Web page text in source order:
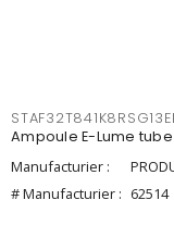
Ampoule E-Lume tube
Manufacturier :
# Manufacturier : 62514